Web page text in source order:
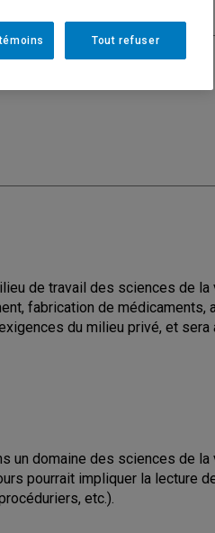
de travail des sciences de la
fabrication de médicaments,
du milieu privé, et
un domaine des sciences de
pourrait impliquer la lecture
etc.).
Tout refuser